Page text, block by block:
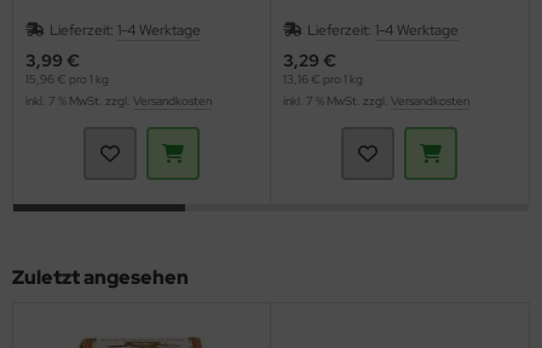
Lieferzeit: 1-4 Werktage
3,99 €
15,96 € pro 1 kg
inkl. 7 % MwSt. zzgl. Versandkosten
Lieferzeit: 1-4 Werktage
3,29 €
13,16 € pro 1 kg
inkl. 7 % MwSt. zzgl. Versandkosten
Zuletzt angesehen